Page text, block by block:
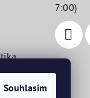
Souhlasím
7:00)